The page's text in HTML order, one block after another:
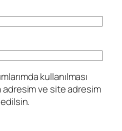
kullanılması
adresim ve site adresim